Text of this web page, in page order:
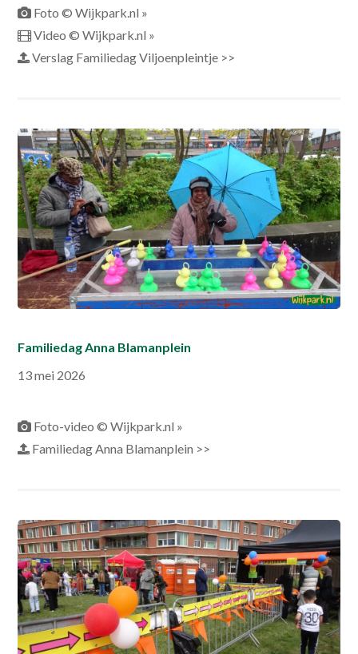
Foto © Wijkpark.nl »
Video © Wijkpark.nl »
Verslag Familiedag Viljoenpleintje >>
Familiedag Anna Blamanplein
13 mei 2026
Foto-video © Wijkpark.nl »
Familiedag Anna Blamanplein >>